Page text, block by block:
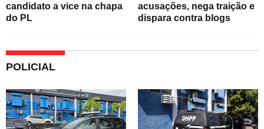
candidato a vice na chapa
do PL
acusações, nega traição e
dispara contra blogs
POLICIAL